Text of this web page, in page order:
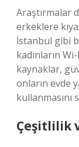
Araştırmalar
erkeklere
İstanbul gibi
kadınların
kaynaklar,
onların evde
kullanmasını
Çeşitlilik